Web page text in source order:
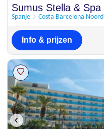
Sumus Stella & Spa
Spanje Costa Barcelona Noord
Info & prijzen